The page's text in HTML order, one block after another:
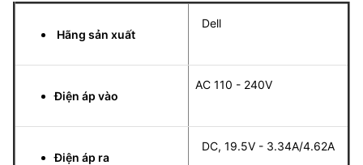
Hãng sản xuất
Dell
Điện áp vào
AC 110 - 240V
Điện áp ra
DC, 19.5V - 3.34A/4.62A